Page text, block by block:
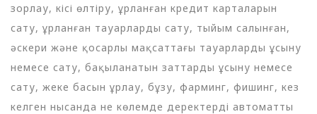
зорлау, кісі өлтіру, ұрланған кредит карталарын
сату, ұрланған тауарларды сату, тыйым салынған,
әскери және қосарлы мақсаттағы тауарларды ұсыну
немесе сату, бақыланатын заттарды ұсыну немесе
сату, жеке басын ұрлау, бұзу, фарминг, фишинг, кез
келген нысанда не көлемде деректерді автоматты